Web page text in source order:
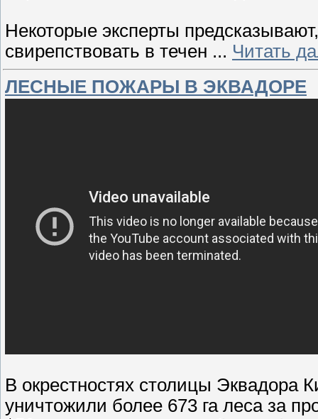
Некоторые эксперты
свирепствовать в течен ... Читать
ЛЕСНЫЕ ПОЖАРЫ В ЭКВАДОРЕ
В окрестностях столицы Эквадора
уничтожили более 673 га леса за